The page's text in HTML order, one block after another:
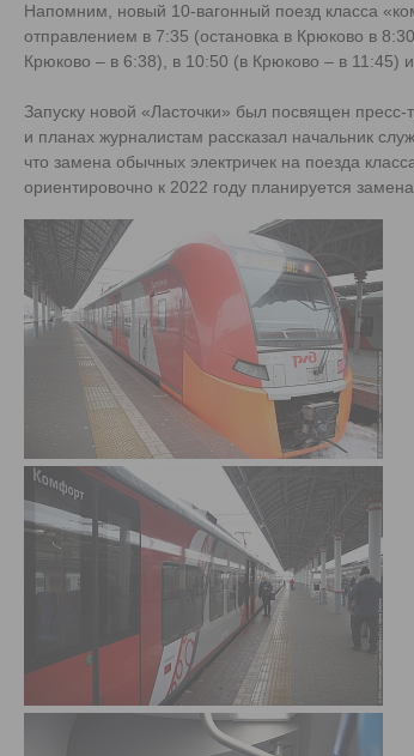
Напомним, новый 10-вагонный поезд класса
отправлением в 7:35 (остановка в Крюково в
Крюково – в 6:38), в 10:50 (в Крюково – в 11:45)
Запуску новой «Ласточки» был посвящен
и планах журналистам рассказал начальник
что замена обычных электричек на поезда
ориентировочно к 2022 году планируется